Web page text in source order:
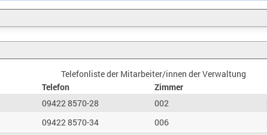
Telefonliste der Mitarbeiter/innen der Verwaltung
Telefon Zimmer
09422 8570-28 002
09422 8570-34 006